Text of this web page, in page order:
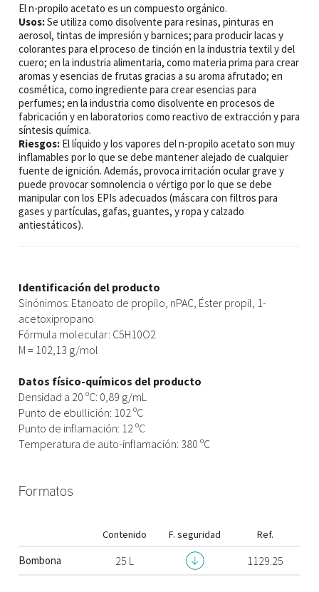
El n-propilo acetato es un compuesto orgánico.
Usos:Se utiliza como disolvente para resinas, pinturas en
aerosol, tintas de impresión y barnices; para producir lacas y
colorantes para el proceso de tinción en la industria textil y del
cuero; en la industria alimentaria, como materia prima para crear
aromas y esencias de frutas gracias a su aroma afrutado; en
cosmética, como ingrediente para crear esencias para
perfumes; en la industria como disolvente en procesos de
fabricación y en laboratorios como reactivo de extracción y para
síntesis química.
Riesgos: El líquido y los vapores del n-propilo acetato son muy
inflamables por lo que se debe mantener alejado de cualquier
fuente de ignición. Además, provoca irritación ocular grave y
puede provocar somnolencia o vértigo por lo que se debe
manipular con los EPIs adecuados (máscara con filtros para
gases y partículas, gafas, guantes, y ropa y calzado
antiestáticos).
Identificación del producto
Sinónimos: Etanoato de propilo, nPAC, Éster propil, 1-
acetoxipropano
Fórmula molecular: C5H10O2
M = 102,13 g/mol
Datos físico-químicos del producto
Densidad a 20 ºC: 0,89 g/mL
Punto de ebullición: 102 ºC
Punto de inflamación: 12 ºC
Temperatura de auto-inflamación: 380 ºC
Formatos
Contenido F. seguridad Ref.
Bombona 25 L 1129.25